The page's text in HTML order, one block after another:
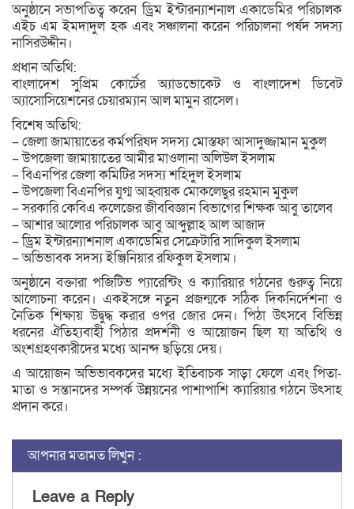
অনুষ্ঠানে সভাপতিত্ব করেন ড্রিম ইন্টারন্যাশনাল একাডেমির পরিচালক
এইচ এম ইমদাদুল হক এবং সঞ্চালনা করেন পরিচালনা পর্ষদ সদস্য
নাসিরউদ্দীন।
প্রধান অতিথি:
বাংলাদেশ সুপ্রিম কোর্টের অ্যাডভোকেট ও বাংলাদেশ ডিবেট
অ্যাসোসিয়েশনের চেয়ারম্যান আল মামুন রাসেল।
বিশেষ অতিথি:
– জেলা জামায়াতের কর্মপরিষদ সদস্য মোস্তফা আসাদুজ্জামান মুকুল
– উপজেলা জামায়াতের আমীর মাওলানা অলিউল ইসলাম
– বিএনপির জেলা কমিটির সদস্য শহিদুল ইসলাম
– উপজেলা বিএনপির যুগ্ম আহ্বায়ক মোকলেছুর রহমান মুকুল
– সরকারি কেবিএ কলেজের জীববিজ্ঞান বিভাগের শিক্ষক আবু তালেব
– আশার আলোর পরিচালক আবু আব্দুল্লাহ আল আজাদ
– ড্রিম ইন্টারন্যাশনাল একাডেমির সেক্রেটারি সাদিকুল ইসলাম
– অভিভাবক সদস্য ইঞ্জিনিয়ার রফিকুল ইসলাম।
অনুষ্ঠানে বক্তারা পজিটিভ প্যারেন্টিং ও ক্যারিয়ার গঠনের গুরুত্ব নিয়ে
আলোচনা করেন। একইসঙ্গে নতুন প্রজন্মকে সঠিক দিকনির্দেশনা ও
নৈতিক শিক্ষায় উদ্বুদ্ধ করার ওপর জোর দেন। পিঠা উৎসবে বিভিন্ন
ধরনের ঐতিহ্যবাহী পিঠার প্রদর্শনী ও আয়োজন ছিল যা অতিথি ও
অংশগ্রহণকারীদের মধ্যে আনন্দ ছড়িয়ে দেয়।
এ আয়োজন অভিভাবকদের মধ্যে ইতিবাচক সাড়া ফেলে এবং পিতা-
মাতা ও সন্তানদের সম্পর্ক উন্নয়নের পাশাপাশি ক্যারিয়ার গঠনে উৎসাহ
প্রদান করে।
আপনার মতামত লিখুন :
Leave a Reply